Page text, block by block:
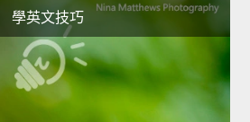
學英文技巧